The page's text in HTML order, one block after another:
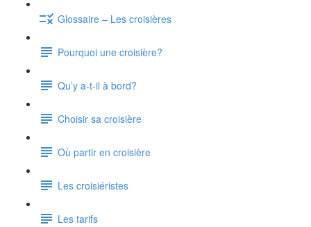
Glossaire – Les croisières
Pourquoi une croisière?
Qu’y a-t-il à bord?
Choisir sa croisière
Où partir en croisière
Les croisiéristes
Les tarifs